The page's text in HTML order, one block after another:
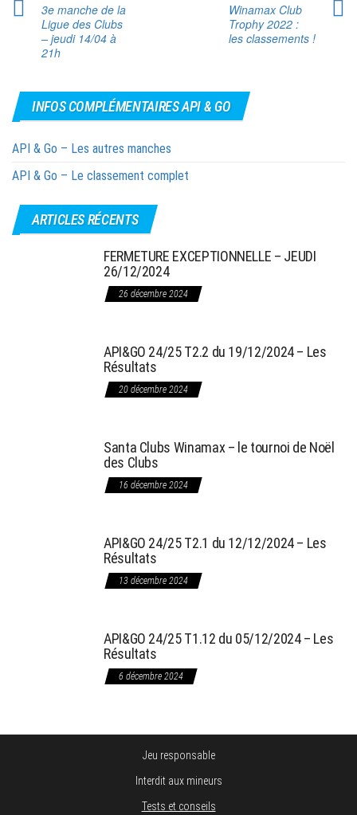
3e manche de la
Ligue des Clubs
– jeudi 14/04 à
21h
Winamax Club
Trophy 2022 :
les classements !
INFOS COMPLÉMENTAIRES API & GO
API & Go – Les autres manches
API & Go – Le classement complet
ARTICLES RÉCENTS
FERMETURE EXCEPTIONNELLE – JEUDI
26/12/2024
26 décembre 2024
API&GO 24/25 T2.2 du 19/12/2024 – Les
Résultats
20 décembre 2024
Santa Clubs Winamax – le tournoi de Noël
des Clubs
16 décembre 2024
API&GO 24/25 T2.1 du 12/12/2024 – Les
Résultats
13 décembre 2024
API&GO 24/25 T1.12 du 05/12/2024 – Les
Résultats
6 décembre 2024
Jeu responsable
Interdit aux mineurs
Tests et conseils